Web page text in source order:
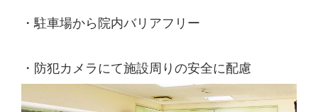
・駐車場から院内バリアフリー
・防犯カメラにて施設周りの安全に配慮